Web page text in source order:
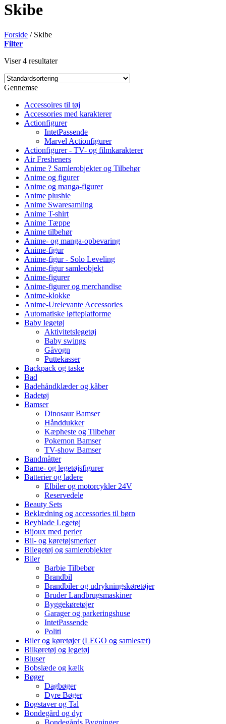
Skibe
Forside /Skibe
Filter
Viser 4 resultater
Gennemse
Accessoires til tøj
Accessories med karakterer
Actionfigurer
IntetPassende
Marvel Actionfigurer
Actionfigurer - TV- og filmkarakterer
Air Fresheners
Anime ? Samlerobjekter og Tilbehør
Anime og figurer
Anime og manga-figurer
Anime plushie
Anime Swaresamling
Anime T-shirt
Anime Tæppe
Anime tilbehør
Anime- og manga-opbevaring
Anime-figur
Anime-figur - Solo Leveling
Anime-figur samleobjekt
Anime-figurer
Anime-figurer og merchandise
Anime-klokke
Anime-Urelevante Accessories
Automatiske løfteplatforme
Baby legetøj
Aktivitetslegetøj
Baby swings
Gåvogn
Puttekasser
Backpack og taske
Bad
Badehåndklæder og kåber
Badetøj
Bamser
Dinosaur Bamser
Hånddukker
Kæpheste og Tilbehør
Pokemon Bamser
TV-show Bamser
Bandmåtter
Barne- og legetøjsfigurer
Batterier og ladere
Elbiler og motorcykler 24V
Reservedele
Beauty Sets
Beklædning og accessories til børn
Beyblade Legetøj
Bijoux med perler
Bil- og køretøjsmerker
Bilegetøj og samlerobjekter
Biler
Barbie Tilbebør
Brandbil
Brandbiler og udrykningskøretøjer
Bruder Landbrugsmaskiner
Byggekøretøjer
Garager og parkeringshuse
IntetPassende
Politi
Biler og køretøjer (LEGO og samlesæt)
Bilkøretøj og legetøj
Bluser
Bobslæde og kælk
Bøger
Dagbøger
Dyre Bøger
Bogstaver og Tal
Bondegård og dyr
Bondegårds Bygninger